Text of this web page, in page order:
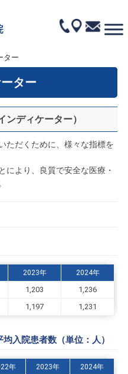
ター
ター
ディケーター）
ただくために、様々な指標を
により、良質で安全な医療・
2023年 2024年
1,203
1,236
1,197 1,231
入院患者数（単位：人）
年 2023年 2024年